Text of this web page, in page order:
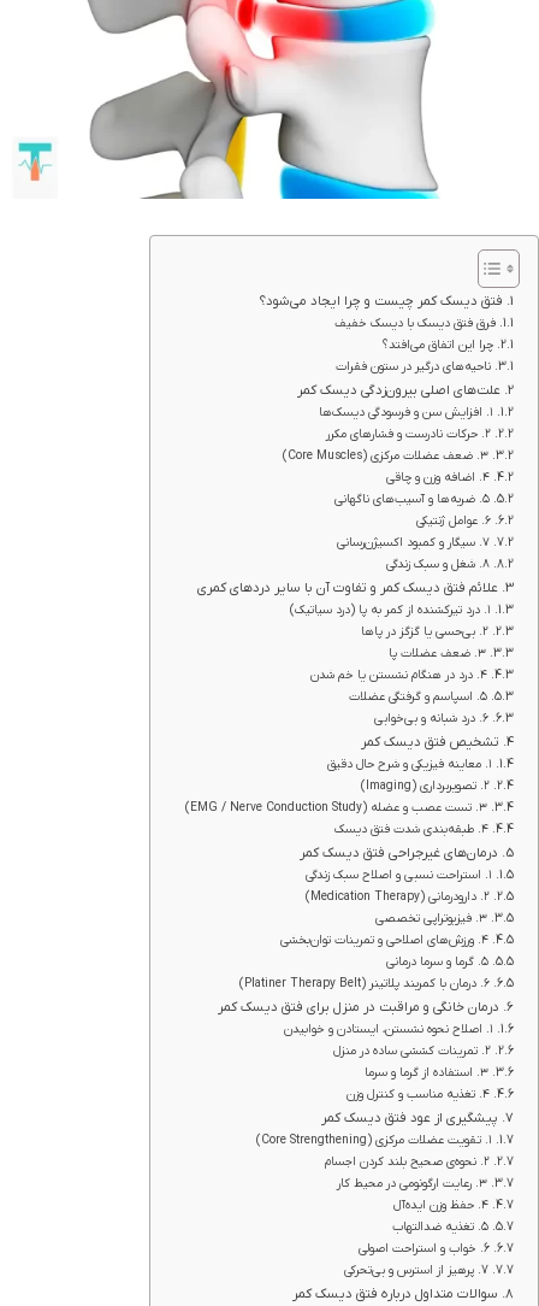
فتق دیسک کمر چیست و چرا ایجاد می‌شود؟
فرق فتق دیسک با دیسک خفیف
چرا این اتفاق می‌افتد؟
ناحیه‌های درگیر در ستون فقرات
علت‌های اصلی بیرون‌زدگی دیسک کمر
۱. افزایش سن و فرسودگی دیسک‌ها
۲. حرکات نادرست و فشارهای مکرر
۳. ضعف عضلات مرکزی (Core Muscles)
۴. اضافه وزن و چاقی
۵. ضربه‌ها و آسیب‌های ناگهانی
۶. عوامل ژنتیکی
۷. سیگار و کمبود اکسیژن‌رسانی
۸. شغل و سبک زندگی
علائم فتق دیسک کمر و تفاوت آن با سایر دردهای کمری
۱. درد تیرکشنده از کمر به پا (درد سیاتیک)
۲. بی‌حسی یا گزگز در پاها
۳. ضعف عضلات پا
۴. درد در هنگام نشستن یا خم شدن
۵. اسپاسم و گرفتگی عضلات
۶. درد شبانه و بی‌خوابی
تشخیص فتق دیسک کمر
۱. معاینه فیزیکی و شرح حال دقیق
۲. تصویربرداری (Imaging)
۳. تست عصب و عضله (EMG / Nerve Conduction Study)
۴. طبقه‌بندی شدت فتق دیسک
درمان‌های غیرجراحی فتق دیسک کمر
۱. استراحت نسبی و اصلاح سبک زندگی
۲. دارودرمانی (Medication Therapy)
۳. فیزیوتراپی تخصصی
۴. ورزش‌های اصلاحی و تمرینات توان‌بخشی
۵. گرما و سرما درمانی
۶. درمان با کمربند پلاتینر (Platiner Therapy Belt)
درمان خانگی و مراقبت در منزل برای فتق دیسک کمر
۱. اصلاح نحوه نشستن، ایستادن و خوابیدن
۲. تمرینات کششی ساده در منزل
۳. استفاده از گرما و سرما
۴. تغذیه مناسب و کنترل وزن
پیشگیری از عود فتق دیسک کمر
۱. تقویت عضلات مرکزی (Core Strengthening)
۲. نحوه‌ی صحیح بلند کردن اجسام
۳. رعایت ارگونومی در محیط کار
۴. حفظ وزن ایده‌آل
۵. تغذیه ضدالتهاب
6. خواب و استراحت اصولی
7. پرهیز از استرس و بی‌تحرکی
سوالات متداول درباره فتق دیسک کمر